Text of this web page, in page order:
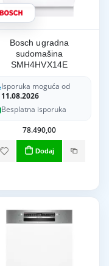
Bosch ugradna
sudomašina
SMH4HVX14E
Isporuka moguća od
11.08.2026
Besplatna isporuka
78.490,00
Dodaj